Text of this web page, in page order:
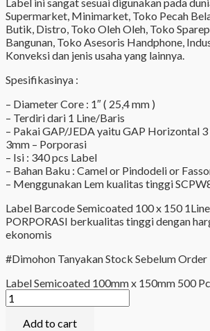
Supermarket, Minimarket, Toko Pecah
Butik, Distro, Toko Oleh Oleh, Toko
Bangunan, Toko Asesoris Handphone,
Konveksi dan jenis usaha yang lainnya.
Spesifikasinya :
– Diameter Core : 1″ ( 25,4 mm )
– Terdiri dari 1 Line/Baris
– Pakai GAP/JEDA yaitu GAP Horizontal
3mm – Porporasi
– Isi : 340 pcs Label
– Bahan Baku : Camel or Pindodeli or
– Menggunakan Lem kualitas tinggi
Label Barcode Semicoated 100 x 150
PORPORASI berkualitas tinggi dengan
ekonomis
#Dimohon Tanyakan Stock Sebelum Order
Label Semicoated 100mm x 150mm 500
Add to cart